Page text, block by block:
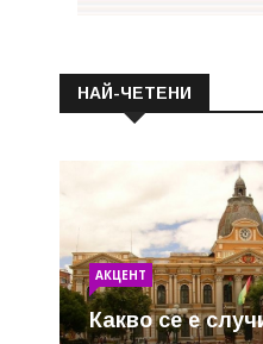
НАЙ-ЧЕТЕНИ
АКЦЕНТ
Какво се е